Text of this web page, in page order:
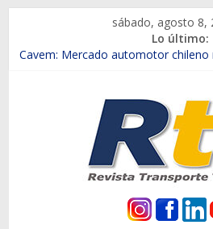
contenido
sábado, agosto 8,
Lo último:
Chile es el primer mercado
Salfa suma vehículos electrificados
Samex amplía su red con nuevas
SINOTRUK Pick-ups presentó la
la Expo Compras Públicas 2026